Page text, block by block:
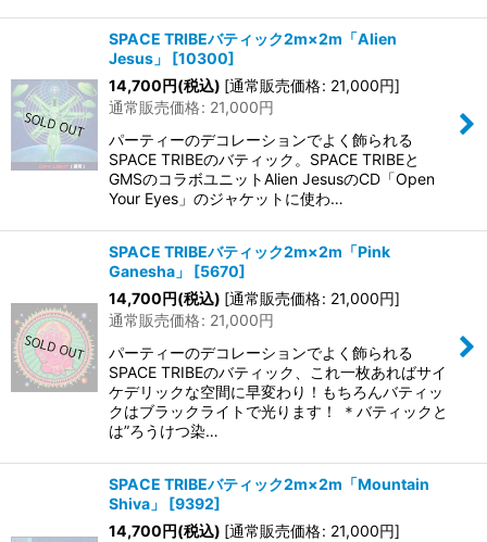
SPACE TRIBEバティック2m×2m「Alien
Jesus」
[10300]
14,700 円(税込) [通常販売価格: 21,000円]
通常販売価格: 21,000円
パーティーのデコレーションでよく飾られる
SPACE TRIBEのバティック。SPACE TRIBEと
GMSのコラボユニットAlien JesusのCD「Open
Your Eyes」のジャケットに使わ…
SPACE TRIBEバティック2m×2m「Pink
Ganesha」
[5670]
14,700 円(税込) [通常販売価格: 21,000円]
通常販売価格: 21,000円
パーティーのデコレーションでよく飾られる
SPACE TRIBEのバティック、これ一枚あればサイ
ケデリックな空間に早変わり！もちろんバティッ
クはブラックライトで光ります！ ＊バティックと
は”ろうけつ染…
SPACE TRIBEバティック2m×2m「Mountain
Shiva」
[9392]
14,700 円(税込) [通常販売価格: 21,000円]